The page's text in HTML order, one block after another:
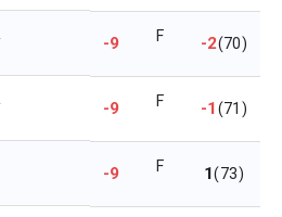
-9 F -2(70)
-9 F -1(71)
-9 F 1(73)